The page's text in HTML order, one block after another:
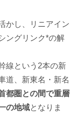
かし、リニアイン
ングリンク*の解
線という2本の新
道、新東名・新名
都圏との間で重層
の地域となりま